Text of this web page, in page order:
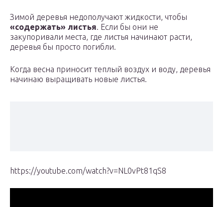
Зимой деревья недополучают жидкости, чтобы
«содержать» листья. Если бы они не
закупоривали места, где листья начинают расти,
деревья бы просто погибли.
Когда весна приносит теплый воздух и воду, деревья
начинаю выращивать новые листья.
https://youtube.com/watch?v=NL0vPt81qS8